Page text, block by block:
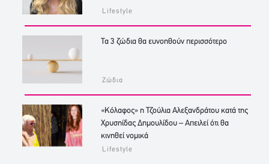
Lifestyle
Τα 3 ζώδια θα ευνοηθούν περισσότερο
Ζώδια
«Κόλαφος» η Τζούλια Αλεξανδράτου κατά της
Χρυσηίδας Δημουλίδου – Απειλεί ότι θα
κινηθεί νομικά
Lifestyle